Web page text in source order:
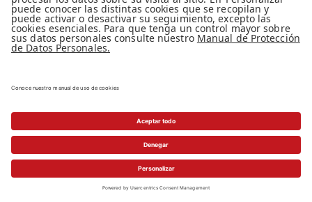
Diablos, animales y extraterrestres
En la Antigüedad, de la mano de Luciano de
mezcla crítica y fantasía, denominado por la
crítica posterior como “sátira menipea” y que
ha tenido una continuidad asombrosa a lo
largo de la historia occidental. Su actualidad e
importancia no solo se ve reflejada en la